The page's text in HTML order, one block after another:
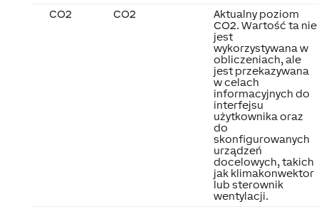
CO2
CO2
Aktualny poziom
CO2. Wartość ta nie
jest
wykorzystywana w
obliczeniach, ale
jest przekazywana
w celach
informacyjnych do
interfejsu
użytkownika oraz
do
skonfigurowanych
urządzeń
docelowych, takich
jak klimakonwektor
lub sterownik
wentylacji.